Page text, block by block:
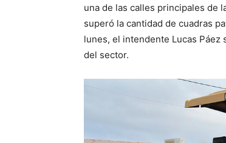
una de las calles principales de
superó la cantidad de cuadras
lunes, el intendente Lucas
del sector.